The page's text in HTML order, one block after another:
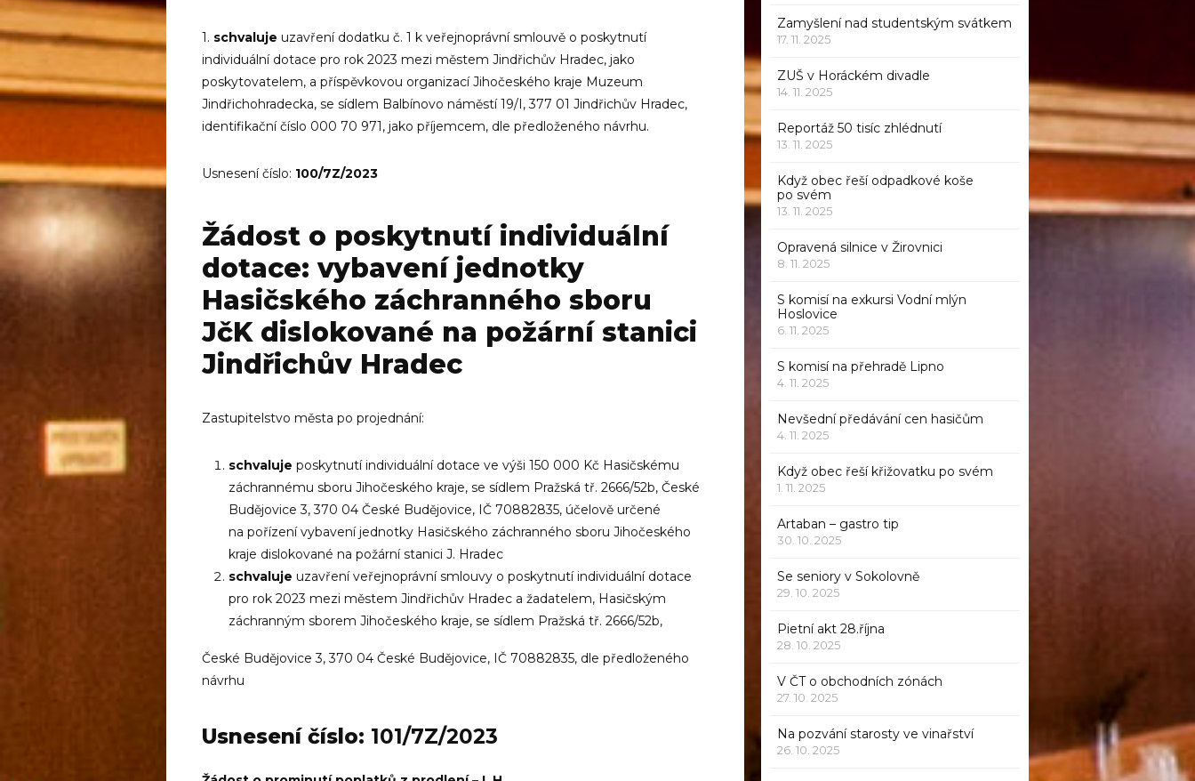
1. schvaluje uzavření dodatku č. 1 k veřejnoprávní smlouvě o poskytnutí
individuální dotace pro rok 2023 mezi městem Jindřichův Hradec, jako
poskytovatelem, a příspěvkovou organizací Jihočeského kraje Muzeum
Jindřichohradecka, se sídlem Balbínovo náměstí 19/I, 377 01 Jindřichův Hradec,
identifikační číslo 000 70 971, jako příjemcem, dle předloženého návrhu.
Usnesení číslo: 100/7Z/2023
Žádost o poskytnutí individuální
dotace: vybavení jednotky
Hasičského záchranného sboru
JčK dislokované na požární stanici
Jindřichův Hradec
Zastupitelstvo města po projednání:
schvaluje poskytnutí individuální dotace ve výši 150 000 Kč Hasičskému
záchrannému sboru Jihočeského kraje, se sídlem Pražská tř. 2666/52b, České
Budějovice 3, 370 04 České Budějovice, IČ 70882835, účelově určené
na pořízení vybavení jednotky Hasičského záchranného sboru Jihočeského
kraje dislokované na požární stanici J. Hradec
schvaluje uzavření veřejnoprávní smlouvy o poskytnutí individuální dotace
pro rok 2023 mezi městem Jindřichův Hradec a žadatelem, Hasičským
záchranným sborem Jihočeského kraje, se sídlem Pražská tř. 2666/52b,
České Budějovice 3, 370 04 České Budějovice, IČ 70882835, dle předloženého
návrhu
Usnesení číslo: 101/7Z/2023
Zamyšlení nad studentským svátkem
17. 11. 2025
ZUŠ v Horáckém divadle
14. 11. 2025
Reportáž 50 tisíc zhlédnutí
13. 11. 2025
Když obec řeší odpadkové koše
po svém
13. 11. 2025
Opravená silnice v Žirovnici
8. 11. 2025
S komisí na exkursi Vodní mlýn
Hoslovice
6. 11. 2025
S komisí na přehradě Lipno
4. 11. 2025
Nevšední předávání cen hasičům
4. 11. 2025
Když obec řeší křižovatku po svém
1. 11. 2025
Artaban – gastro tip
30. 10. 2025
Se seniory v Sokolovně
29. 10. 2025
Pietní akt 28.října
28. 10. 2025
V ČT o obchodních zónách
27. 10. 2025
Na pozvání starosty ve vinařství
26. 10. 2025